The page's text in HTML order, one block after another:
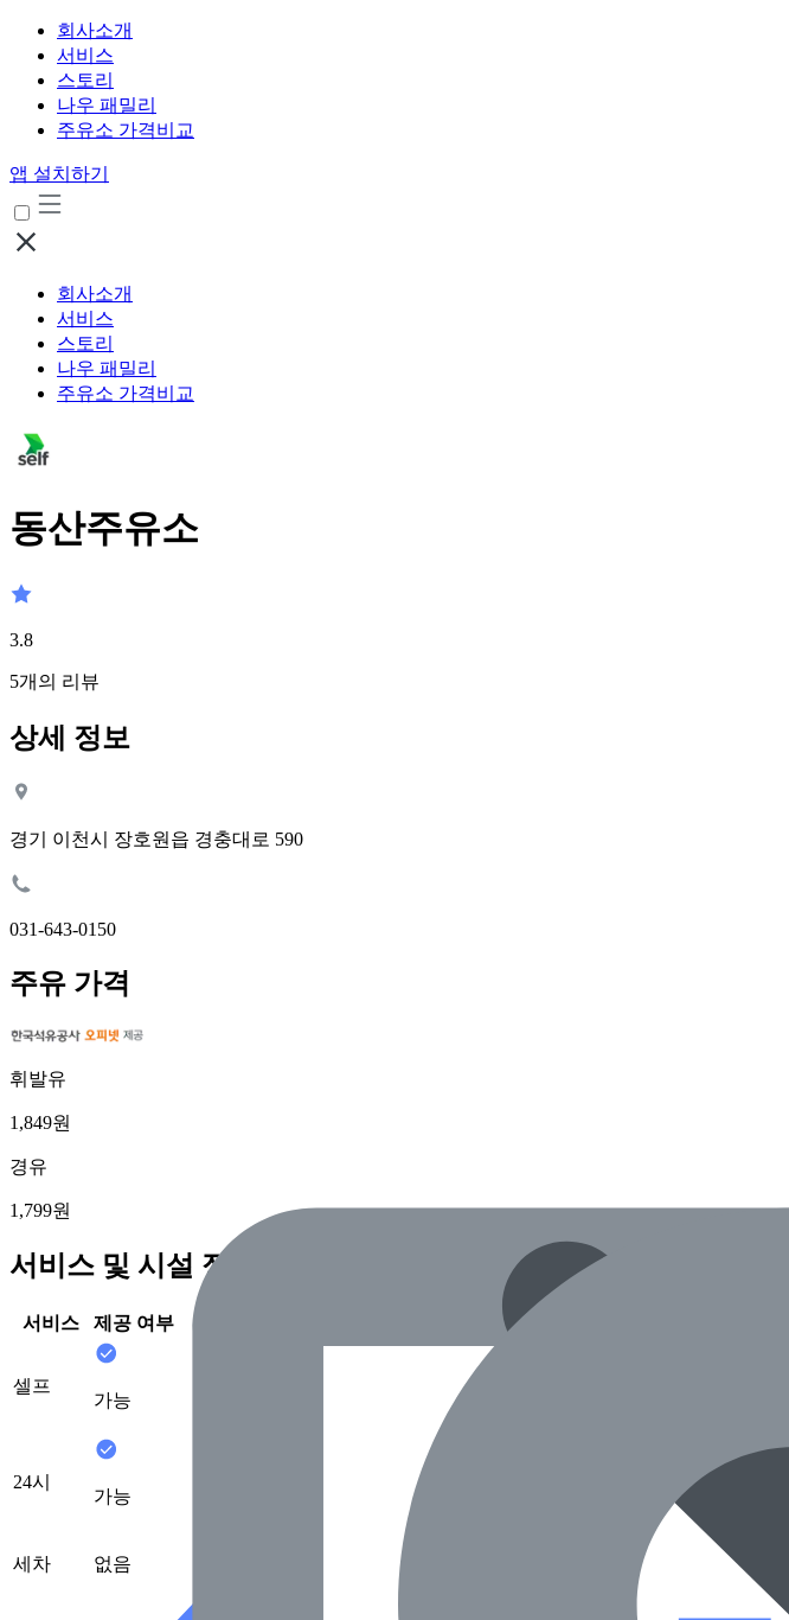
회사소개
서비스
스토리
나우 패밀리
주유소 가격비교
앱 설치하기
회사소개
서비스
스토리
나우 패밀리
주유소 가격비교
동산주유소
3.8
5개의 리뷰
상세 정보
경기 이천시 장호원읍 경충대로 590
031-643-0150
주유 가격
휘발유
1,849원
경유
1,799원
서비스 및 시설 정보
서비스 제공 여부
셀프
가능
24시
가능
세차 없음